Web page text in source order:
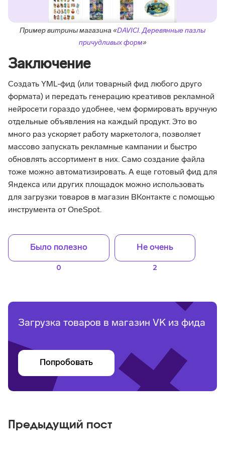
Пример витрины магазина «DAVICI. Деревянные пазлы
причудливых форм»
Заключение
Создать YML-фид (или товарный фид любого друго
формата) и передать генерацию креативов рекламной
нейросети гораздо удобнее, чем формировать вручную
отдельные объявления на каждый продукт. Это во
много раз ускоряет работу маркетолога, позволяет
массово запускать рекламные кампании и быстро
обновлять ассортимент в них. Само создание файла
тоже можно автоматизировать. А еще готовый фид для
Яндекса или других площадок можно использовать
для загрузки товаров в магазин ВКонтакте с помощью
инструмента от OneSpot.
Было полезно
0
Не очень
2
Загрузка товаров в магазин VK из фида
Попробовать
Предыдущий пост